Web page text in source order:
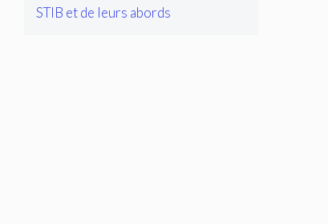
STIB et de leurs abords